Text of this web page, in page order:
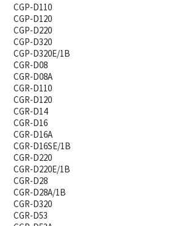
CGP-D110
CGP-D120
CGP-D220
CGP-D320
CGP-D320E/1B
CGR-D08
CGR-D08A
CGR-D110
CGR-D120
CGR-D14
CGR-D16
CGR-D16A
CGR-D16SE/1B
CGR-D220
CGR-D220E/1B
CGR-D28
CGR-D28A/1B
CGR-D320
CGR-D53